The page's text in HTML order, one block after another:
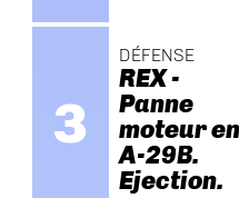
DÉFENSE
REX -
Panne
moteur en
A-29B.
Ejection.